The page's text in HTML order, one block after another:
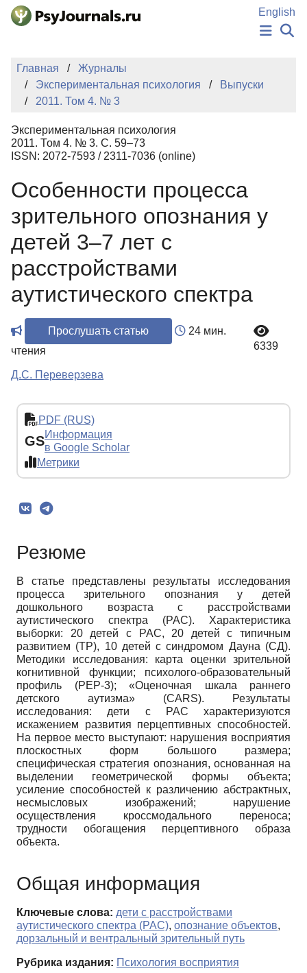
Перейти к основному содержанию
English
НОВОСТИ
КЛЮЧЕВЫЕ СЛОВА
Регистрация
Главная
Журналы
Экспериментальная психология
Выпуски
2011. Том 4. № 3
Экспериментальная психология
2011. Том 4. № 3. С. 59–73
ISSN: 2072-7593 / 2311-7036 (online)
Особенности процесса
зрительного опознания у
детей 3–7 лет с
расстройствами
аутистического спектра
Прослушать статью
24 мин.
чтения
6339
Д.С. Переверзева
PDF (RUS)
GSИнформация
в Google Scholar
Метрики
Резюме
В статье представлены результаты исследования
процесса зрительного опознания у детей
дошкольного возраста с расстройствами
аутистического спектра (РАС). Характеристика
выборки: 20 детей с РАС, 20 детей с типичным
развитием (ТР), 10 детей с синдромом Дауна (СД).
Методики исследования: карта оценки зрительной
когнитивной функции; психолого-образовательный
профиль (PEP-3); «Оценочная шкала раннего
детского аутизма» (CARS). Результаты
исследования: дети с РАС характеризуются
искажением развития перцептивных способностей.
На первое место выступают: нарушения восприятия
плоскостных форм большого размера;
специфическая стратегия опознания, основанная на
выделении геометрической формы объекта;
усиление способностей к различению абстрактных,
несмысловых изображений; нарушение
осуществления кроссмодального переноса;
трудности обогащения перцептивного образа
объекта.
Общая информация
Ключевые слова: дети с расстройствами
аутистического спектра (РАС), опознание объектов,
дорзальный и вентральный зрительный путь
Рубрика издания: Психология восприятия